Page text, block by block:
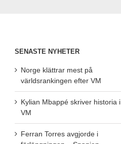
SENASTE NYHETER
Norge klättrar mest på
världsrankingen efter VM
Kylian Mbappé skriver historia i
VM
Ferran Torres avgjorde i